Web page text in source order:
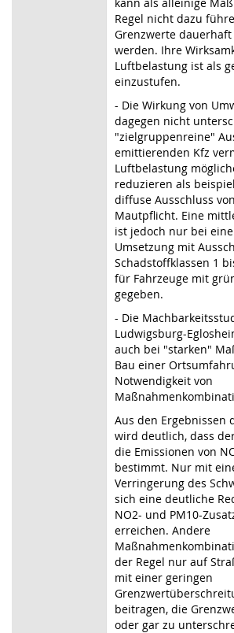
Regel nicht dazu
Grenzwerte
werden. Ihre
Luftbelastung ist als
einzustufen.
- Die Wirkung von
dagegen nicht
"zielgruppenreine"
emittierenden Kfz
Luftbelastung
reduzieren als
diffuse Ausschluss
Mautpflicht. Eine
ist jedoch nur bei
Umsetzung mit
Schadstoffklassen 1
für Fahrzeuge mit
gegeben.
- Die
Ludwigsburg-
auch bei "starken"
Bau einer
Notwendigkeit von
Aus den Ergebnissen
wird deutlich, dass
die Emissionen von
bestimmt. Nur mit
Verringerung des
sich eine deutliche
NO2- und PM10-
erreichen. Andere
der Regel nur auf
mit einer geringen
beitragen, die
oder gar zu